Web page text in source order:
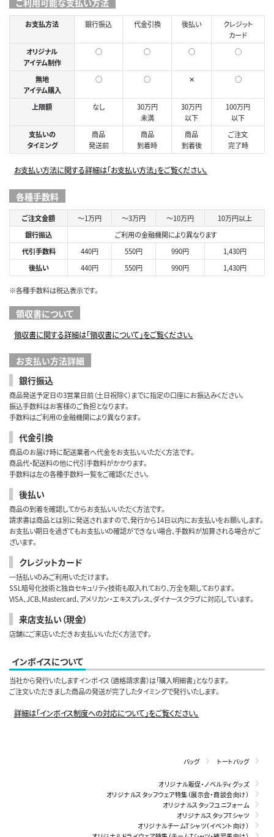
お支払方法 銀行振込 代金引換 後払い
クレジット
カード
オリジナル
アイテム制作
○ ○ ○ ◯
無地
アイテム購入
○ ○ ✕ ○
上限額 なし
30万円
未満
30万円
以下
100万円
以下
支払いの
タイミング
商品
発送前
商品
到着時
商品
到着後
ご注文
完了時
お支払い方法に関する詳細は「お支払い方法」をご覧ください。
各種手数料
ご注文金額 ～1万円 ～3万円 ～10万円
10万円以上
銀行振込
ご利用の金融機関により異なります
代引手数料
440円 550円 990円
1,430円
後払い
440円 550円 990円 1,430円
※各種手数料は税込表示です。
領収書について
領収書に関する詳細は「領収書について」をご覧ください。
お支払い方法詳細
銀行振込
商品発送予定日の3営業日前（土日祝除く）までに指定の口座にお振込みください。
振込手数料はお客様のご負担となります。
手数料はご利用の金融機関により異なります。
代金引換
商品のお届け時に配送業者へ代金をお支払いいただく方法です。
商品代・配送料の他に代引手数料がかかります。
手数料は左の各種手数料一覧をご確認ください。
後払い
商品の到着を確認してからお支払いいただく方法です。
請求書は商品とは別に発送されますので、発行から14日以内にお支払いをお願いします。
お支払い期日を過ぎてもお支払いの確認ができない場合、手数料が加算される場合がご
ざいます。
クレジットカード
一括払いのみご利用いただけます。
SSL暗号化技術と独自セキュリティ技術も取入れており、万全を期しております。
VISA、JCB、Mastercard、アメリカン・エキスプレス、ダイナースクラブに対応しています。
来店支払い（現金）
店舗にご来店いただきお支払いいただく方法です。
インボイスについて
当社から発行いたしますインボイス（適格請求書）は「購入明細書」となります。
ご注文いただきました商品の発送が完了したタイミングで発行いたします。
詳細は「インボイス制度への対応について」をご覧ください。
バッグ トートバッグ
オリジナル販促・ノベルティグッズ
オリジナルスタッフウェア特集（展示会・商談会向け）
オリジナルスタッフユニフォーム
オリジナルスタッフTシャツ
オリジナルチームTシャツ（イベント向け）